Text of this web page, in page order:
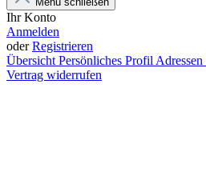
Ihr Konto
Anmelden
oderRegistrieren
Übersicht Persönliches Profil Adressen
Vertrag widerrufen